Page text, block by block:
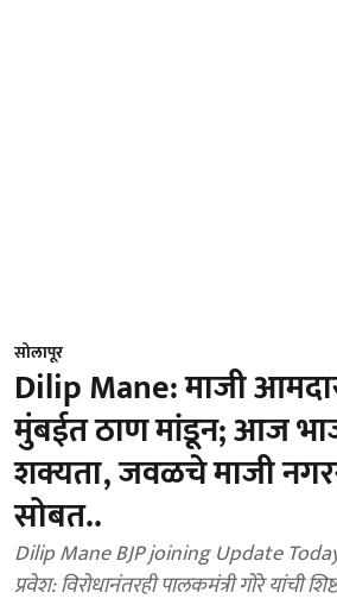
सोलापूर
Dilip Mane: माजी
मुंबईत ठाण मांडून; आज
शक्यता, जवळचे माजी
सोबत..
Dilip Mane BJP joining Update
प्रवेश: विरोधानंतरही पालकमंत्री गोरे यांची